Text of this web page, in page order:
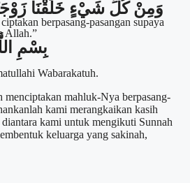
وَمِنْ كُلِّ شَيْءٍ خَلَقْنَا
berpasang-pasangan supaya
Allah.”
بِسْمِ
Wabarakatuh.
mahluk-Nya berpasang-
kami merangkaikan kasih
kami untuk mengikuti Sunnah
keluarga yang sakinah,